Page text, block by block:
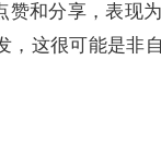
赞和分享，表现
这很可能是非